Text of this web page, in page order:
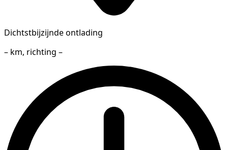
Dichtstbijzijnde ontlading
– km, richting –